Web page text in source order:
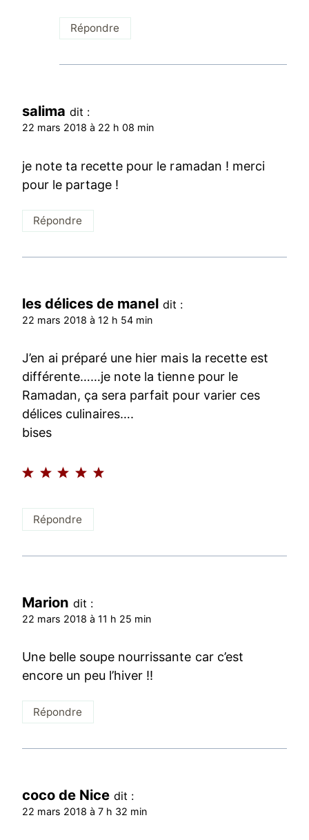
Répondre
salima dit :
22 mars 2018 à 22 h 08 min
je note ta recette pour le ramadan ! merci
pour le partage !
Répondre
les délices de manel dit :
22 mars 2018 à 12 h 54 min
J’en ai préparé une hier mais la recette est
différente……je note la tienne pour le
Ramadan, ça sera parfait pour varier ces
délices culinaires….
bises
Répondre
Marion dit :
22 mars 2018 à 11 h 25 min
Une belle soupe nourrissante car c’est
encore un peu l’hiver !!
Répondre
coco de Nice dit :
22 mars 2018 à 7 h 32 min